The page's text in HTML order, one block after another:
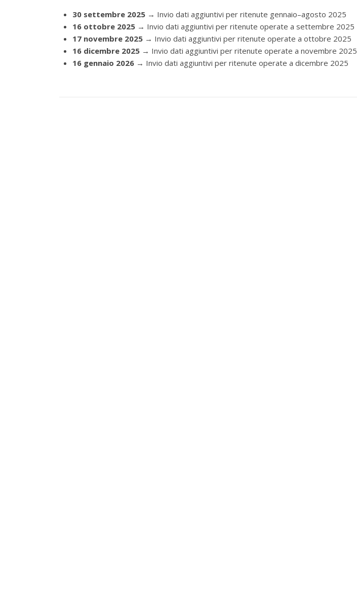
30 settembre 2025 → Invio dati aggiuntivi per ritenute gennaio–agosto 2025
16 ottobre 2025 → Invio dati aggiuntivi per ritenute operate a settembre 2025
17 novembre 2025 → Invio dati aggiuntivi per ritenute operate a ottobre 2025
16 dicembre 2025 → Invio dati aggiuntivi per ritenute operate a novembre 2025
16 gennaio 2026 → Invio dati aggiuntivi per ritenute operate a dicembre 2025